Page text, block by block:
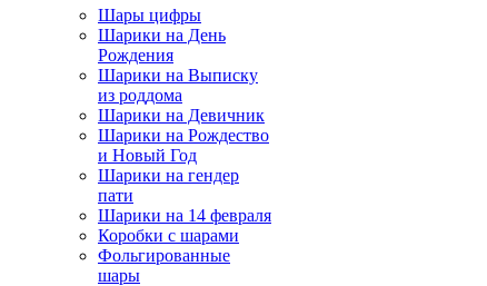
Шары цифры
Шарики на День
Рождения
Шарики на Выписку
из роддома
Шарики на Девичник
Шарики на Рождество
и Новый Год
Шарики на гендер
пати
Шарики на 14 февраля
Коробки с шарами
Фольгированные
шары